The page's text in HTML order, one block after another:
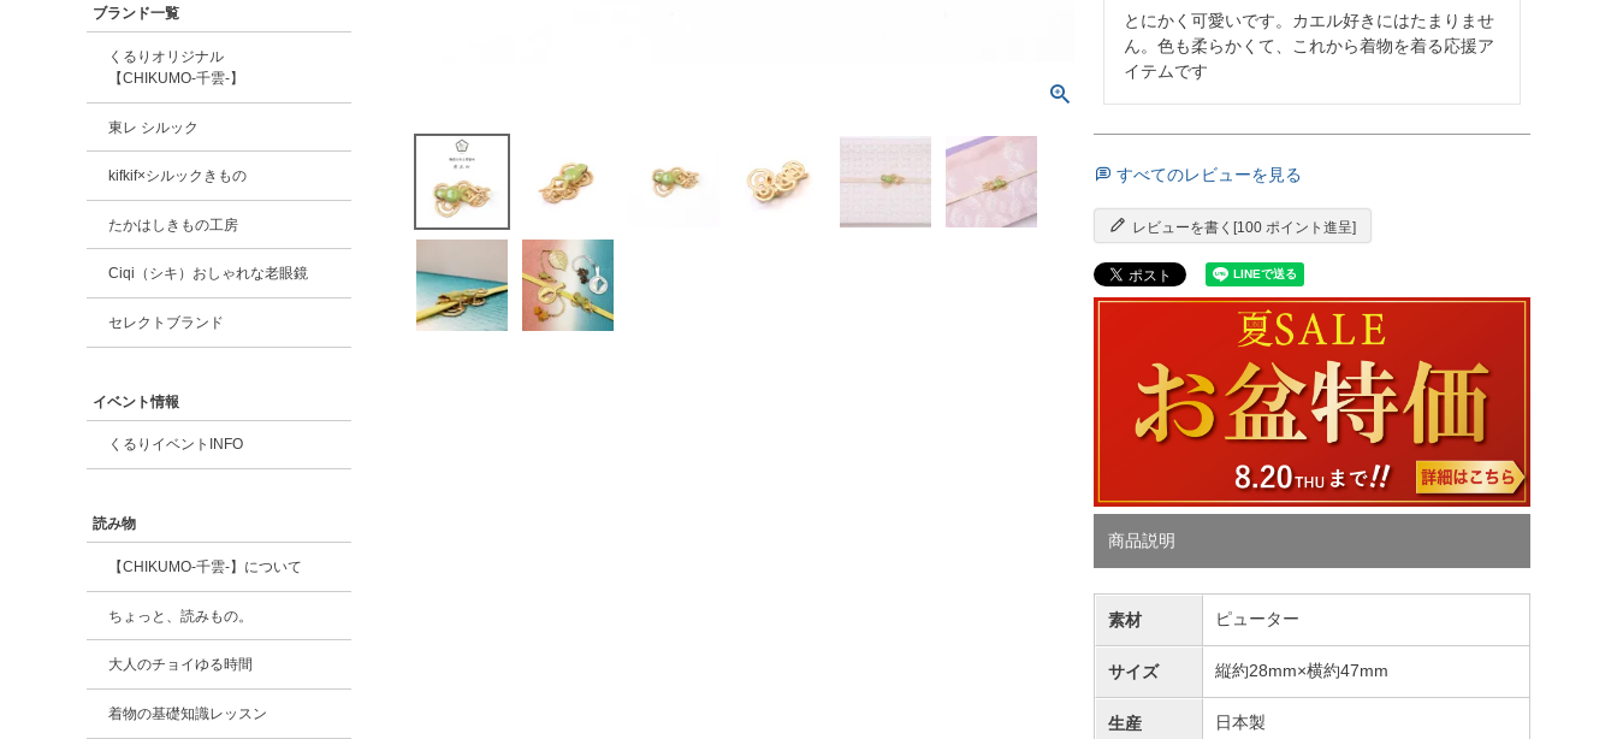
ブランド一覧
くるりオリジナル
【CHIKUMO-千雲-】
東レ シルック
kifkif×シルックきもの
たかはしきもの工房
Ciqi（シキ）おしゃれな老眼鏡
セレクトブランド
イベント情報
くるりイベントINFO
読み物
【CHIKUMO-千雲-】について
ちょっと、読みもの。
大人のチョイゆる時間
着物の基礎知識レッスン
とにかく可愛いです。カエル好きにはたまりませ
ん。色も柔らかくて、これから着物を着る応援ア
イテムです
すべてのレビューを見る
レビューを書く[100 ポイント進呈]
商品説明
素材 ピューター
サイズ 縦約28mm×横約47mm
生産 日本製